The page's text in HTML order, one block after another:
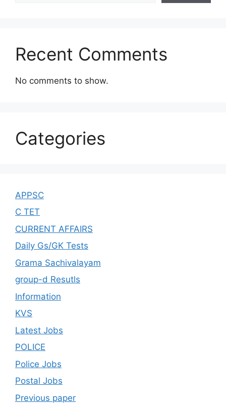
Recent Comments
No comments to show.
Categories
APPSC
C TET
CURRENT AFFAIRS
Daily Gs/GK Tests
Grama Sachivalayam
group-d Resutls
Information
KVS
Latest Jobs
POLICE
Police Jobs
Postal Jobs
Previous paper